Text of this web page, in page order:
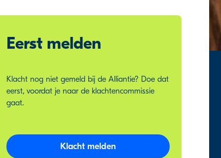
Eerst melden
Klacht nog niet gemeld bij de Alliantie? Doe dat
eerst, voordat je naar de klachtencommissie
gaat.
Klacht melden